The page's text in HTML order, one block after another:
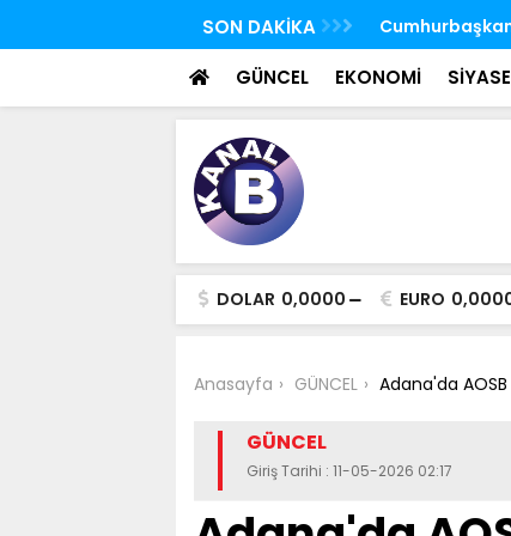
SON DAKİKA
FETÖ'nün suikast timindeki Burkay
TBMM Genel
seçim yapıldı
GÜNCEL EKONOMİ
DOLAR 0,0000 EURO
Anasayfa GÜNCEL Adana'da
GÜNCEL
Giriş Tarihi : 11-05-2026 02:17